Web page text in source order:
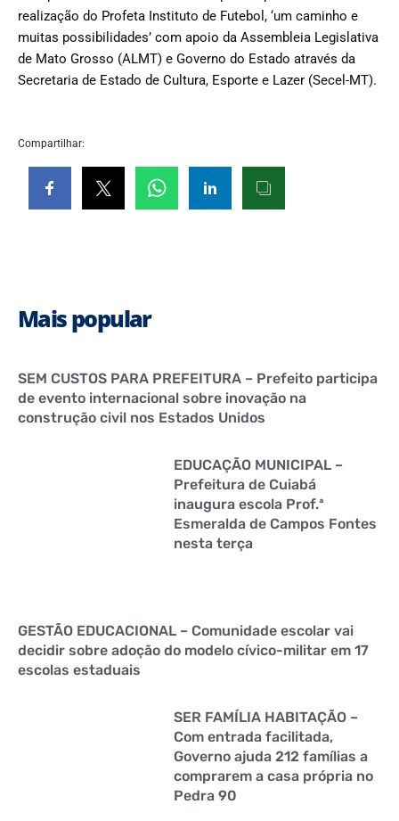
realização do Profeta Instituto de Futebol, ‘um caminho e
muitas possibilidades’ com apoio da Assembleia Legislativa
de Mato Grosso (ALMT) e Governo do Estado através da
Secretaria de Estado de Cultura, Esporte e Lazer (Secel-MT).
Compartilhar:
Mais popular
SEM CUSTOS PARA PREFEITURA – Prefeito participa
de evento internacional sobre inovação na
construção civil nos Estados Unidos
EDUCAÇÃO MUNICIPAL –
Prefeitura de Cuiabá
inaugura escola Prof.ª
Esmeralda de Campos Fontes
nesta terça
GESTÃO EDUCACIONAL – Comunidade escolar vai
decidir sobre adoção do modelo cívico-militar em 17
escolas estaduais
SER FAMÍLIA HABITAÇÃO –
Com entrada facilitada,
Governo ajuda 212 famílias a
comprarem a casa própria no
Pedra 90